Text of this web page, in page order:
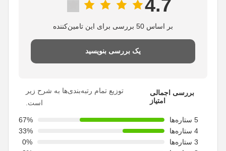
4.7
بر اساس 50 بررسی برای این تامین‌کننده
یک بررسی بنویسید
بررسی اجمالی
امتیاز
توزیع تمام رتبه‌بندی‌ها به شرح زیر
است.
5 ستاره‌ها
67%
4 ستاره‌ها
33%
3 ستاره‌ها
0%